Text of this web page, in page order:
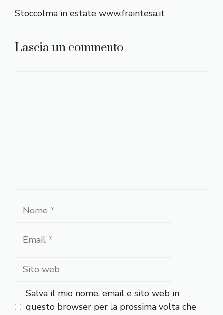
Stoccolma in estate www.fraintesa.it
Lascia un commento
Nome
Email
Sito
Salva il mio nome, email e sito web in
questo browser per la prossima volta che